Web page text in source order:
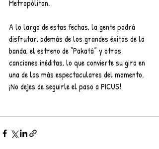
Metropólitan.
A lo largo de estas fechas, la gente podrá
disfrutar, además de los grandes éxitos de la
banda, el estreno de “Pakatá” y otras
canciones inéditas, lo que convierte su gira en
una de las más espectaculares del momento.
¡No dejes de seguirle el paso a PICUS!